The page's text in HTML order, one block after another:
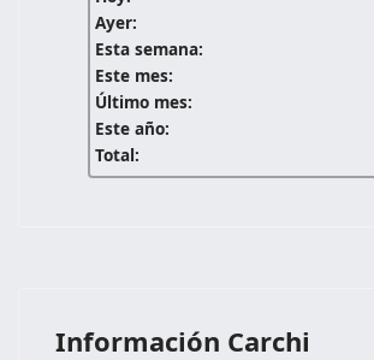
Ayer:
Esta semana:
Este mes:
Último mes:
Este año:
Total:
Información Carchi